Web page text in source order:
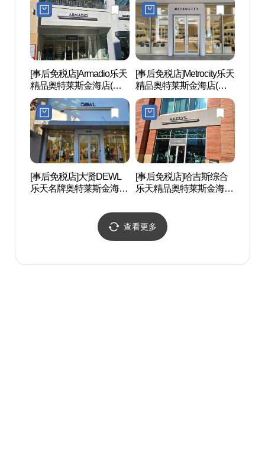
울렛 김해점)
렛 김해점)
[事后免税店]Armadio乐天
精品奥特莱斯金海店(아
르마디오 롯데프리미엄
아울렛 김해점)
[事后免税店]Metrocity乐天
精品奥特莱斯金海店(메
트로시티 롯데프리미엄
아울렛 김해점)
[事后免税店]大贤DEWL
乐天名牌奥特莱斯金海店
[事后免税店]哈吉斯综合
乐天精品奥特莱斯金海店
울렛 김해점)
查看更多